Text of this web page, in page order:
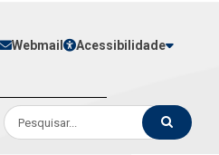
Webmail Acessibilidade